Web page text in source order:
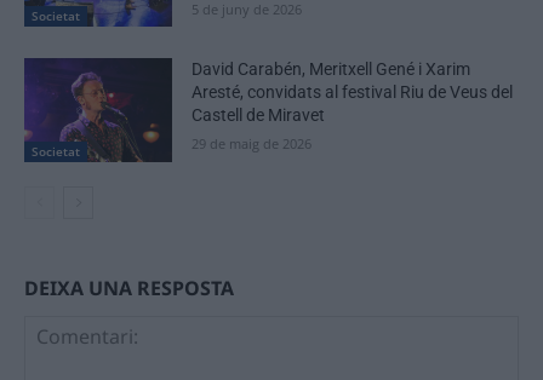
Societat 5 de juny de 2026
Societat
David Carabén, Meritxell Gené i Xarim
Aresté, convidats al festival Riu de Veus del
Castell de Miravet
29 de maig de 2026
DEIXA UNA RESPOSTA